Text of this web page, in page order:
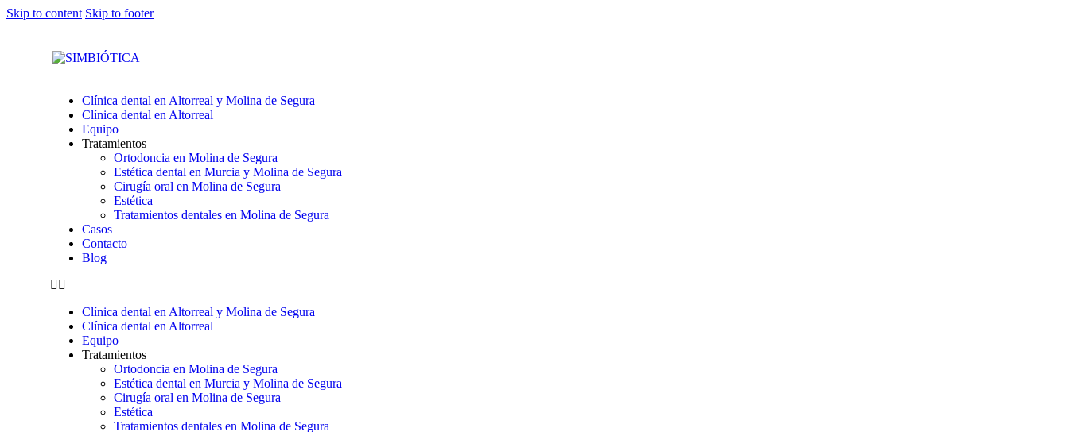
Skip to content Skip to footer
Clínica dental en Altorreal y Molina de Segura
Clínica dental en Altorreal
Equipo
Tratamientos
Ortodoncia en Molina de Segura
Estética dental en Murcia y Molina de Segura
Cirugía oral en Molina de Segura
Estética
Tratamientos dentales en Molina de Segura
Casos
Contacto
Blog
Clínica dental en Altorreal y Molina de Segura
Clínica dental en Altorreal
Equipo
Tratamientos
Ortodoncia en Molina de Segura
Estética dental en Murcia y Molina de Segura
Cirugía oral en Molina de Segura
Estética
Tratamientos dentales en Molina de Segura